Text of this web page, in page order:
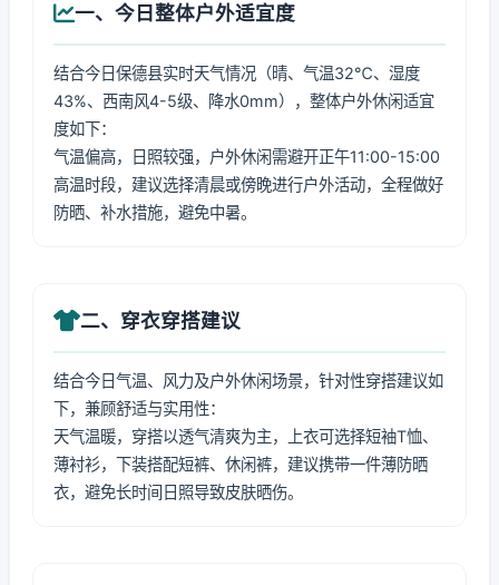
一、今日整体户外适宜度
结合今日保德县实时天气情况（晴、气温32℃、湿度
43%、西南风4-5级、降水0mm），整体户外休闲适宜
度如下：
气温偏高，日照较强，户外休闲需避开正午11:00-15:00
高温时段，建议选择清晨或傍晚进行户外活动，全程做好
防晒、补水措施，避免中暑。
二、穿衣穿搭建议
结合今日气温、风力及户外休闲场景，针对性穿搭建议如
下，兼顾舒适与实用性：
天气温暖，穿搭以透气清爽为主，上衣可选择短袖T恤、
薄衬衫，下装搭配短裤、休闲裤，建议携带一件薄防晒
衣，避免长时间日照导致皮肤晒伤。